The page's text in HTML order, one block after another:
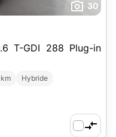
30
T-GDI 288 Plug-in
Hybride